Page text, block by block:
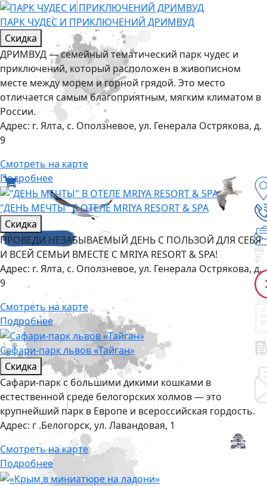
ПАРК ЧУДЕС И ПРИКЛЮЧЕНИЙ ДРИМВУД
Скидка
ДРИМВУД — семейный тематический парк чудес и
приключений, который расположен в живописном
месте между морем и горной грядой. Это место
отличается самым благоприятным, мягким климатом в
России.
Адрес: г. Ялта, с. Оползневое, ул. Генерала Острякова, д.
9
Смотреть на карте
Подробнее
"ДЕНЬ МЕЧТЫ" В ОТЕЛЕ MRIYA RESORT & SPA
Скидка
ПРОВЕДИ НЕЗАБЫВАЕМЫЙ ДЕНЬ С ПОЛЬЗОЙ ДЛЯ СЕБЯ
И ВСЕЙ СЕМЬИ ВМЕСТЕ С MRIYA RESORT & SPA!
Адрес: г. Ялта, с. Оползневое, ул. Генерала Острякова, д.
9
Смотреть на карте
Подробнее
Сафари-парк львов «Тайган»
Скидка
Сафари-парк с большими дикими кошками в
естественной среде белогорских холмов — это
крупнейший парк в Европе и всероссийская гордость.
Адрес: г .Белогорск, ул. Лавандовая, 1
Смотреть на карте
Подробнее